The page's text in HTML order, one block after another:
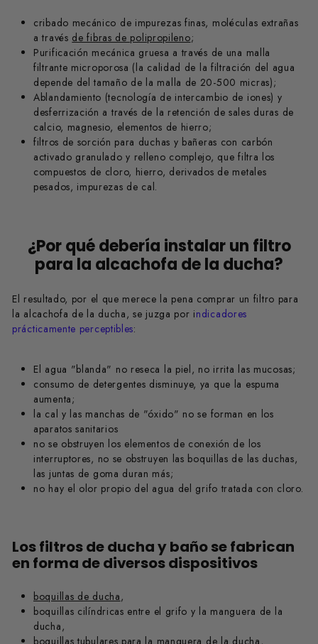
cribado mecánico de impurezas finas, moléculas extrañas
a través de fibras de polipropileno;
Purificación mecánica gruesa a través de una malla
filtrante microporosa (la calidad de la filtración del agua
depende del tamaño de la malla de 20-500 micras);
Ablandamiento (tecnología de intercambio de iones) y
desferrización a través de la retención de sales duras de
calcio, magnesio, elementos de hierro;
filtros de sorción para duchas y bañeras con carbón
activado granulado y relleno complejo, que filtra los
compuestos de cloro, hierro, derivados de metales
pesados, impurezas de cal.
¿Por qué debería instalar un filtro
para la alcachofa de la ducha?
El resultado, por el que merece la pena comprar un filtro para
la alcachofa de la ducha, se juzga por indicadores
prácticamente perceptibles:
El agua "blanda" no reseca la piel, no irrita las mucosas;
сonsumo de detergentes disminuye, ya que la espuma
aumenta;
la cal y las manchas de "óxido" no se forman en los
aparatos sanitarios
no se obstruyen los elementos de conexión de los
interruptores, no se obstruyen las boquillas de las duchas,
las juntas de goma duran más;
no hay el olor propio del agua del grifo tratada con cloro.
Los filtros de ducha y baño se fabrican
en forma de diversos dispositivos
boquillas de ducha,
boquillas cilíndricas entre el grifo y la manguera de la
ducha,
boquillas tubulares para la manguera de la ducha,